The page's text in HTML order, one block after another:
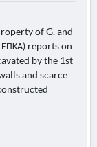
of G. and
reports on
by the 1st
and scarce